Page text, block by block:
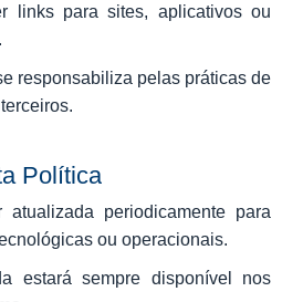
links para sites, aplicativos ou
responsabiliza pelas práticas de
Política
periodicamente para
ou operacionais.
estará sempre disponível nos